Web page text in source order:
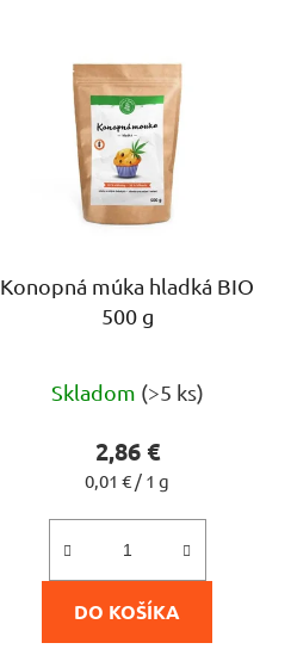
Konopná múka hladká BIO
500 g
hodnotenie
produktu
je
5,0
z
5
hviezdičiek.
Skladom (>5 ks)
2,86 €
Jednotková
0,01 € / 1 g
DO KOŠÍKA